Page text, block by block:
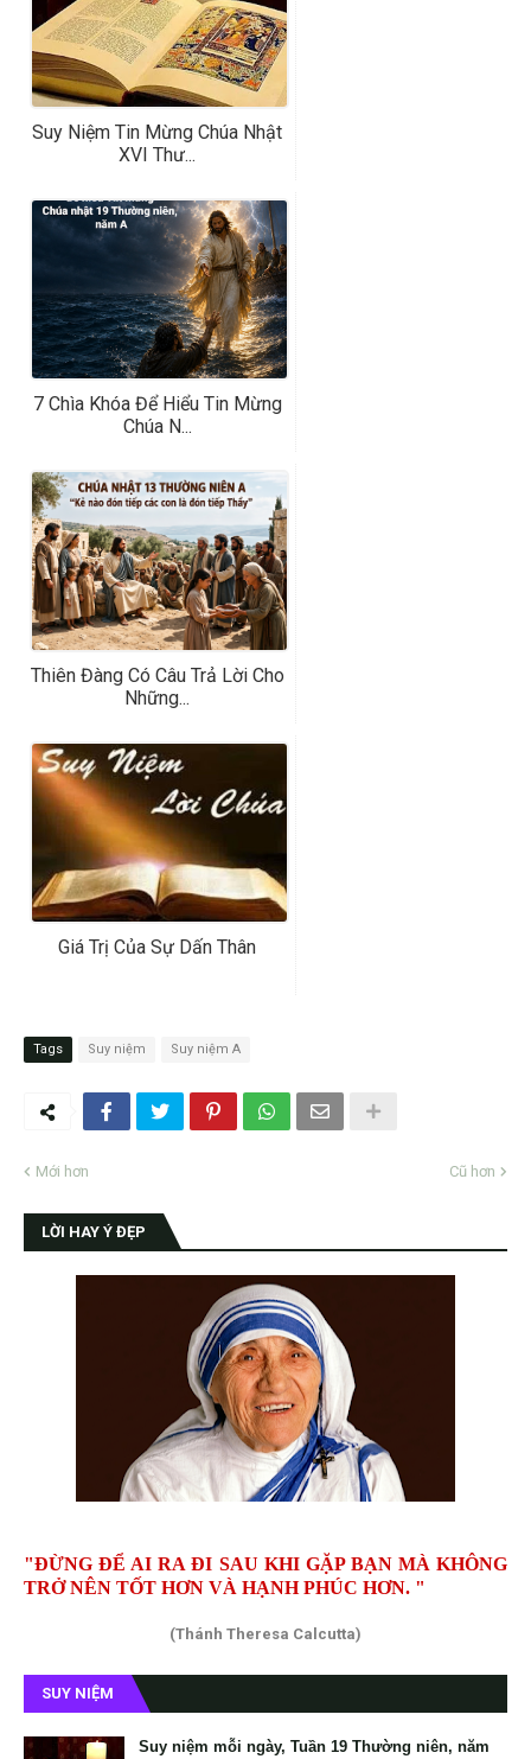
Suy Niệm Tin Mừng Chúa Nhật
XVI Thư...
7 Chìa Khóa Để Hiểu Tin Mừng
Chúa N...
Thiên Đàng Có Câu Trả Lời Cho
Những...
Giá Trị Của Sự Dấn Thân
Tags Suy niệm Suy niệm A
Mới hơn Cũ hơn
LỜI HAY Ý ĐẸP
"ĐỪNG ĐỂ AI RA ĐI SAU KHI GẶP BẠN MÀ KHÔNG
TRỞ NÊN TỐT HƠN VÀ HẠNH PHÚC HƠN. "
(Thánh Theresa Calcutta)
SUY NIỆM
Suy niệm mỗi ngày, Tuần 19 Thường niên, năm